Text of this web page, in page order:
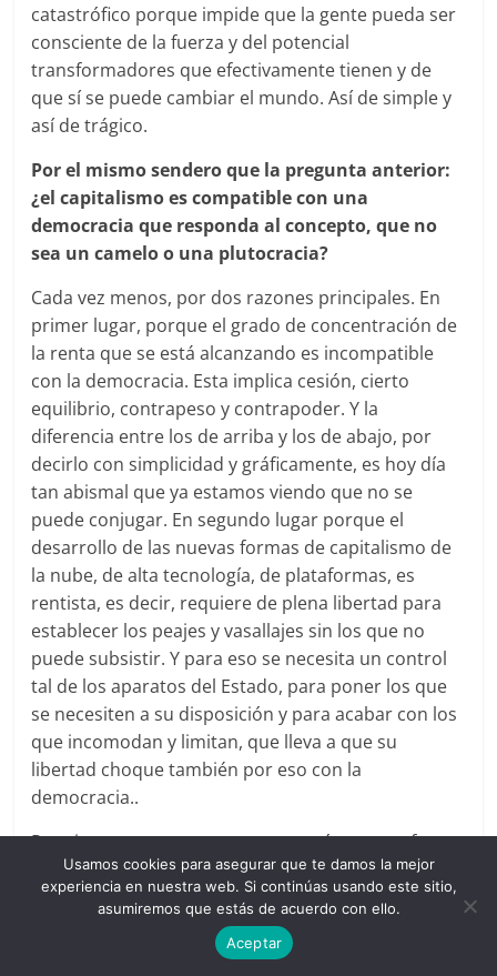
catastrófico porque impide que la gente pueda ser
consciente de la fuerza y del potencial
transformadores que efectivamente tienen y de
que sí se puede cambiar el mundo. Así de simple y
así de trágico.
Por el mismo sendero que la pregunta anterior:
¿el capitalismo es compatible con una
democracia que responda al concepto, que no
sea un camelo o una plutocracia?
Cada vez menos, por dos razones principales. En
primer lugar, porque el grado de concentración de
la renta que se está alcanzando es incompatible
con la democracia. Esta implica cesión, cierto
equilibrio, contrapeso y contrapoder. Y la
diferencia entre los de arriba y los de abajo, por
decirlo con simplicidad y gráficamente, es hoy día
tan abismal que ya estamos viendo que no se
puede conjugar. En segundo lugar porque el
desarrollo de las nuevas formas de capitalismo de
la nube, de alta tecnología, de plataformas, es
rentista, es decir, requiere de plena libertad para
establecer los peajes y vasallajes sin los que no
puede subsistir. Y para eso se necesita un control
tal de los aparatos del Estado, para poner los que
se necesiten a su disposición y para acabar con los
que incomodan y limitan, que lleva a que su
libertad choque también por eso con la
democracia..
Por cierto, entraremos por esa razón en una fase
en la que las izquierdas también lamentarán que
no haber entendido que la democracia fue también
una conquista y que nunca se debió despreciar,
sino que debió ser asumida como algo que tiene
Usamos cookies para asegurar que te damos la mejor
experiencia en nuestra web. Si continúas usando este sitio,
asumiremos que estás de acuerdo con ello.
Aceptar